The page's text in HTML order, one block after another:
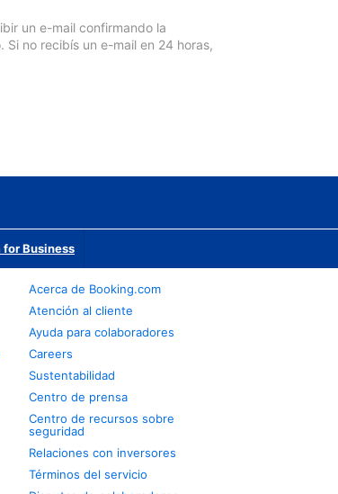
un e-mail confirmando la
no recibís un e-mail en 24 horas,
Business
Acerca de Booking.com
Atención al cliente
Ayuda para colaboradores
Careers
Sustentabilidad
Centro de prensa
Centro de recursos sobre
seguridad
Relaciones con inversores
Términos del servicio